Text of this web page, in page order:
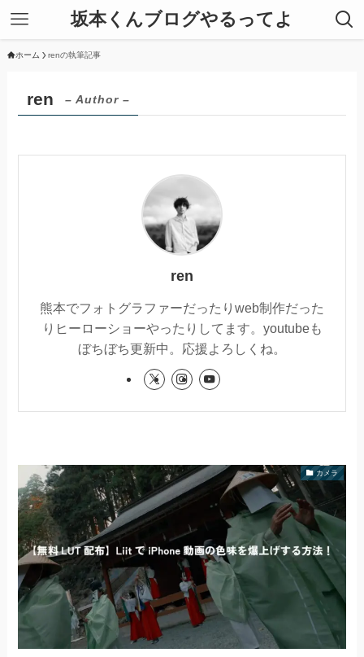
坂本くんブログやるってよ
ホーム renの執筆記事
ren – Author –
ren
熊本でフォトグラファーだったりweb制作だった
りヒーローショーやったりしてます。youtubeも
ぼちぼち更新中。応援よろしくね。
カメラ